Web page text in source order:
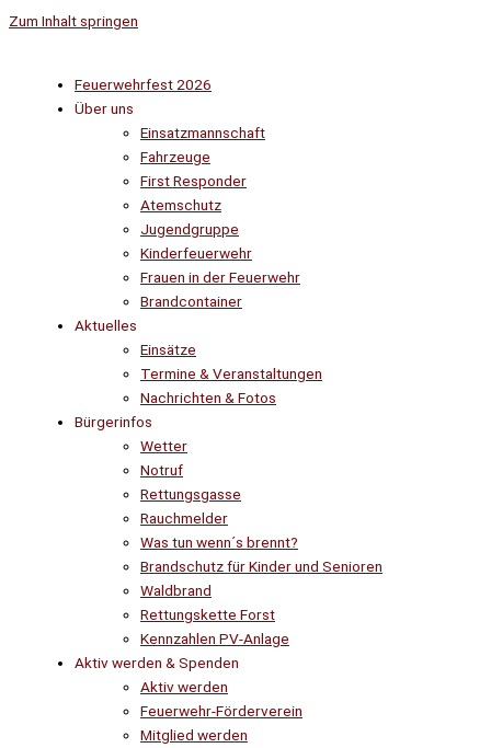
Zum Inhalt springen
Feuerwehrfest 2026
Über uns
Einsatzmannschaft
Fahrzeuge
First Responder
Atemschutz
Jugendgruppe
Kinderfeuerwehr
Frauen in der Feuerwehr
Brandcontainer
Aktuelles
Einsätze
Termine & Veranstaltungen
Nachrichten & Fotos
Bürgerinfos
Wetter
Notruf
Rettungsgasse
Rauchmelder
Was tun wenn´s brennt?
Brandschutz für Kinder und Senioren
Waldbrand
Rettungskette Forst
Kennzahlen PV-Anlage
Aktiv werden & Spenden
Aktiv werden
Feuerwehr-Förderverein
Mitglied werden